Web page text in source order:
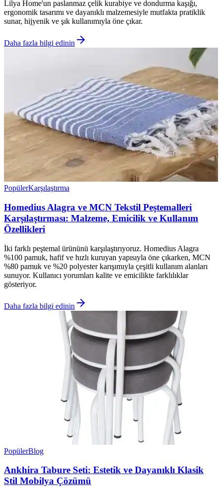
Lilya Home'un paslanmaz çelik kurabiye ve dondurma kaşığı,
ergonomik tasarımı ve dayanıklı malzemesiyle mutfakta pratiklik
sunar, hijyenik ve şık kullanımıyla öne çıkar.
Daha fazla bilgi edinin
PopülerKarşılaştırma
Homedius Alagra ve MCN Tekstil Peştemalleri
Karşılaştırması: Malzeme, Emicilik ve Kullanım
Özellikleri
İki farklı peştemal ürününü karşılaştırıyoruz. Homedius Alagra
%100 pamuk, hafif ve hızlı kuruyan yapısıyla öne çıkarken, MCN
%80 pamuk ve %20 polyester karışımıyla çeşitli kullanım alanları
sunuyor. Kullanıcı yorumları kalite ve emicilikte farklılıklar
gösteriyor.
Daha fazla bilgi edinin
PopülerBlog
Ankhira Tabure Seti: Estetik ve Dayanıklı Klasik
Stil Mobilya Çözümü